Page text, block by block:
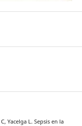
Yacelga L. Sepsis en la